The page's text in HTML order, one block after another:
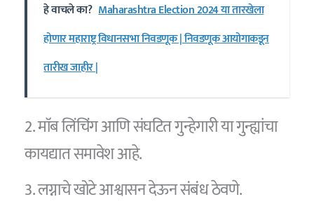
हे वाचले का? Maharashtra Election 2024 या तारखेला
होणार महाराष्ट्र विधानसभा निवडणूक | निवडणूक आयोगाकडून
तारीख जाहीर |
2. माॅब लिंचिंग आणि संघटित गुन्हेगारी या गुन्ह्यांचा
कायद्यात समावेश आहे.
3. लग्नाचे खोटे आश्वासन देऊन संबंध ठेवणे.